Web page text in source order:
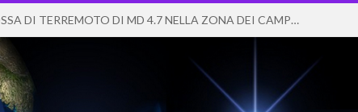
FORTE SCOSSA DI TERREMOTO DI MD 4.7 NELLA ZONA DEI CAMPI FLEGREI